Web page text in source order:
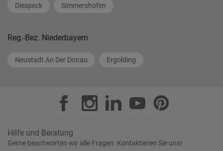
Diespeck Simmershofen
Reg.-Bez. Niederbayern
Neustadt An Der Donau Ergolding
Hilfe und Beratung
Gerne beantworten wir alle Fragen. Kontaktieren Sie uns!